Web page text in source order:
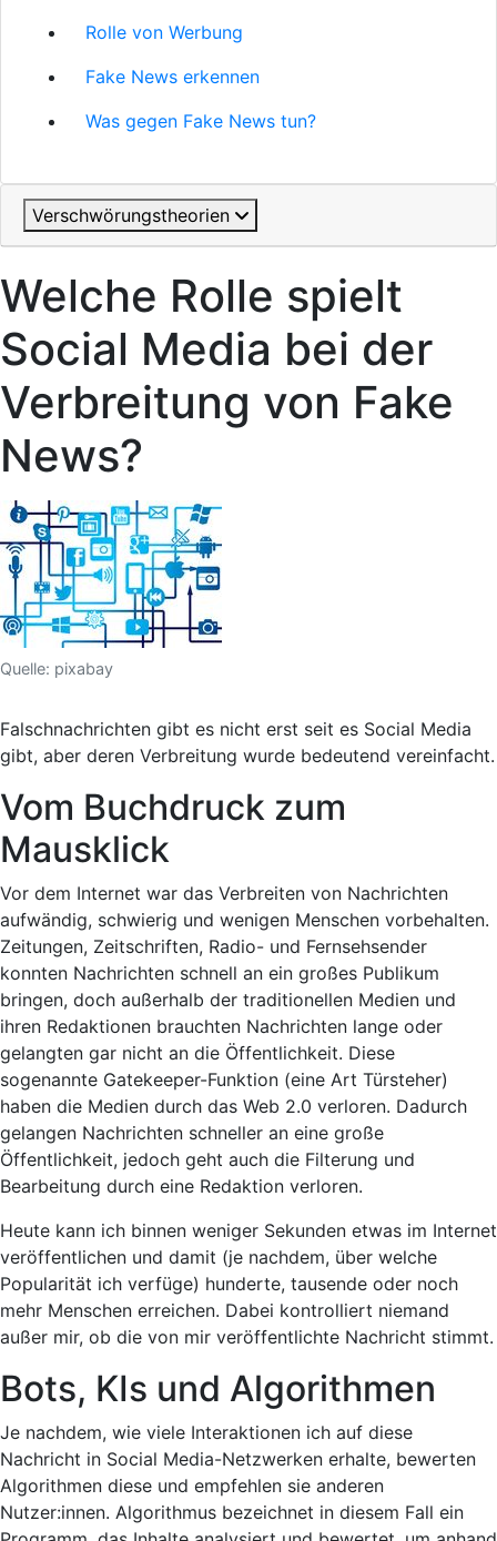
Rolle von Werbung
Fake News erkennen
Was gegen Fake News tun?
Verschwörungstheorien
Welche Rolle spielt
Social Media bei der
Verbreitung von Fake
News?
Quelle: pixabay
Falschnachrichten gibt es nicht erst seit es Social Media
gibt, aber deren Verbreitung wurde bedeutend vereinfacht.
Vom Buchdruck zum
Mausklick
Vor dem Internet war das Verbreiten von Nachrichten
aufwändig, schwierig und wenigen Menschen vorbehalten.
Zeitungen, Zeitschriften, Radio- und Fernsehsender
konnten Nachrichten schnell an ein großes Publikum
bringen, doch außerhalb der traditionellen Medien und
ihren Redaktionen brauchten Nachrichten lange oder
gelangten gar nicht an die Öffentlichkeit. Diese
sogenannte Gatekeeper-Funktion (eine Art Türsteher)
haben die Medien durch das Web 2.0 verloren. Dadurch
gelangen Nachrichten schneller an eine große
Öffentlichkeit, jedoch geht auch die Filterung und
Bearbeitung durch eine Redaktion verloren.
Heute kann ich binnen weniger Sekunden etwas im Internet
veröffentlichen und damit (je nachdem, über welche
Popularität ich verfüge) hunderte, tausende oder noch
mehr Menschen erreichen. Dabei kontrolliert niemand
außer mir, ob die von mir veröffentlichte Nachricht stimmt.
Bots, KIs und Algorithmen
Je nachdem, wie viele Interaktionen ich auf diese
Nachricht in Social Media-Netzwerken erhalte, bewerten
Algorithmen diese und empfehlen sie anderen
Nutzer:innen. Algorithmus bezeichnet in diesem Fall ein